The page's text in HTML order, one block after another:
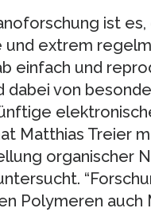
ist
extrem
einfach und
dabei von
Matthias Treier
organischer
Polymeren